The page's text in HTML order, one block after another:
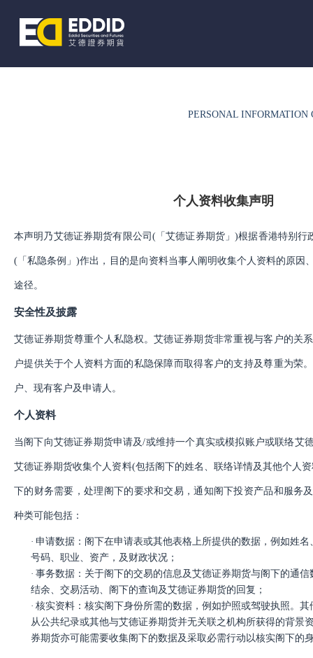
帮助中心
PERSONAL
个人资料收集声明
本声明乃艾德证券期货有限公司 (「艾德证券期货」)根据香港特别行
(「私隐条例」)作出，目的是向资料当事人阐明收集个人资料的原因
途径。
安全性及披露
艾德证券期货尊重个人私隐权。艾德证券期货非常重视与客户的关
户提供关于个人资料方面的私隐保障而取得客户的支持及尊重为荣
户、现有客户及申请人。
个人资料
当阁下向艾德证券期货申请及/或维持一个真实或模拟账户或联络艾
艾德证券期货收集个人资料(包括阁下的姓名、联络详情及其他个人
下的财务需要，处理阁下的要求和交易，通知阁下投资产品和服务
种类可能包括：
· 申请数据：阁下在申请表或其他表格上所提供的数据，例如姓
号码、职业、资产，及财政状况；
· 事务数据：关于阁下的交易的信息及艾德证券期货与阁下的通
结余、交易活动、阁下的查询及艾德证券期货的回复；
· 核实资料：核实阁下身份所需的数据，例如护照或驾驶执照。
从公共纪录或其他与艾德证券期货并无关联之机构所获得的背景
券期货亦可能需要收集阁下的数据及采取必需行动以核实阁下的